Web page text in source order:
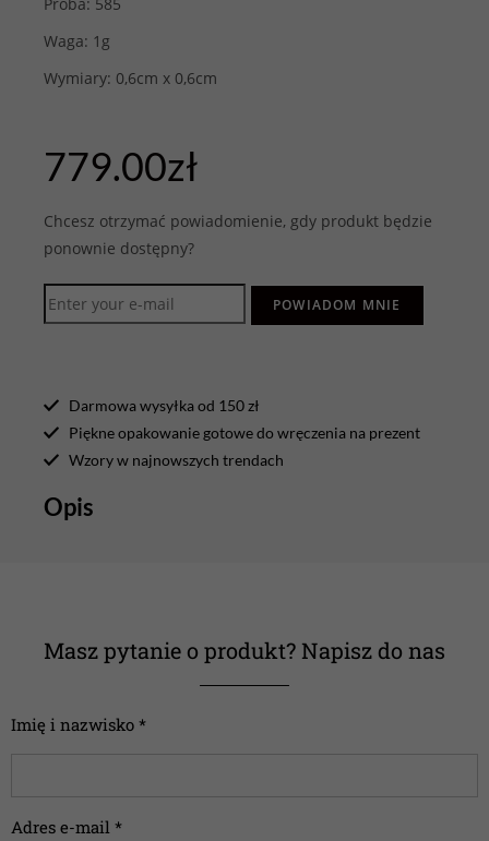
Waga: 1g
Wymiary: 0,6cm x 0,6cm
779.00zł
Chcesz otrzymać powiadomienie, gdy produkt będzie
ponownie dostępny?
POWIADOM MNIE
Darmowa wysyłka od 150 zł
Piękne opakowanie gotowe do wręczenia na prezent
Wzory w najnowszych trendach
Opis
Masz pytanie o produkt? Napisz do nas
Imię i nazwisko *
Adres e-mail *